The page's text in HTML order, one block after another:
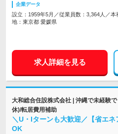
企業データ
設立：1959年5月／従業員数：3,364人／本
地：東京都 愛媛県
求人詳細を見る
大和総合住設株式会社 | 沖縄で未経験
休)/転居費用補助
＼U・Iターンも大歓迎／【省エ
OK